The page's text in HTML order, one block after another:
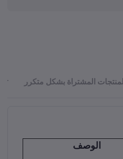
المنتجات المشتراة بشكل متكرر
الوصف